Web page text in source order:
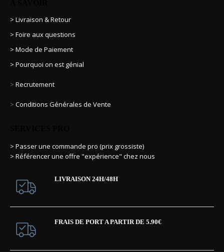
> Livraison & Retour
> Foire aux questions
> Mode de Paiement
> Pourquoi on est génial
> Recrutement
> Conditions Générales de Vente
> Passer une commande pro (prix grossiste)
> Référencer une offre "expérience" chez nous
LIVRAISON 24H/48H
FRAIS DE PORT A PARTIR DE 5.90€